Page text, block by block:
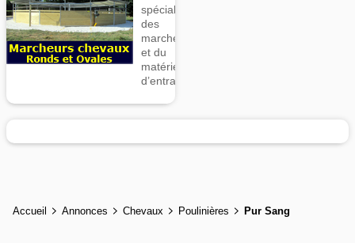
spécialiste
des
marcheurs
et du
matériel
d’entrainement
Accueil Annonces Chevaux Poulinières Pur Sang